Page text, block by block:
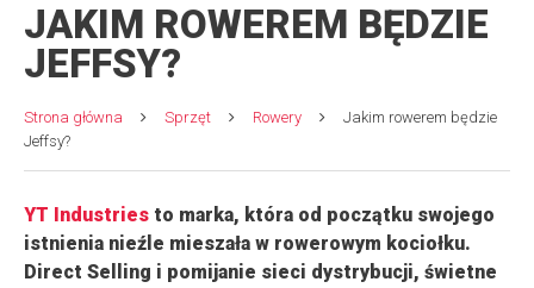
JAKIM ROWEREM BĘDZIE
JEFFSY?
Strona główna Sprzęt Rowery
Jakim rowerem będzie
Jeffsy?
YT Industries to marka, która od początku swojego
istnienia nieźle mieszała w rowerowym kociołku.
Direct Selling i pomijanie sieci dystrybucji, świetne